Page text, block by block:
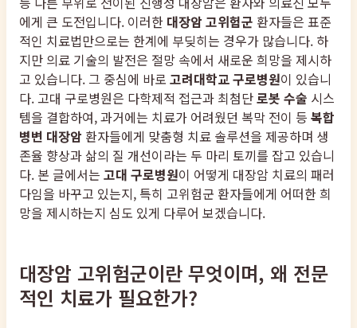
에게 큰 도전입니다. 이러한 대장암 고위험군 환자들은 표준
적인 치료법만으로는 한계에 부딪히는 경우가 많습니다. 하
지만 의료 기술의 발전은 절망 속에서 새로운 희망을 제시하
고 있습니다. 그 중심에 바로 고려대학교 구로병원이 있습니
다. 고대 구로병원은 다학제적 접근과 최첨단로봇 수술 시스
템을 결합하여, 과거에는 치료가 어려웠던 복막 전이 등 복합
병변 대장암 환자들에게 맞춤형 치료 솔루션을 제공하며 생
존율 향상과 삶의 질 개선이라는 두 마리 토끼를 잡고 있습니
다. 본 글에서는 고대 구로병원이 어떻게 대장암 치료의 패러
다임을 바꾸고 있는지, 특히 고위험군 환자들에게 어떠한 희
망을 제시하는지 심도 있게 다루어 보겠습니다.
대장암 고위험군이란 무엇이며, 왜 전문
적인 치료가 필요한가?